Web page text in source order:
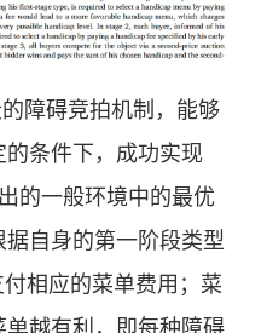
障碍竞拍机制，能够
条件下，成功实现
的一般环境中的最优
自身的第一阶段类型
相应的菜单费用；菜